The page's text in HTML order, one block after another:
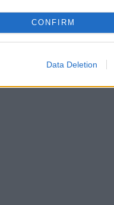
CONFIRM
Data Deletion